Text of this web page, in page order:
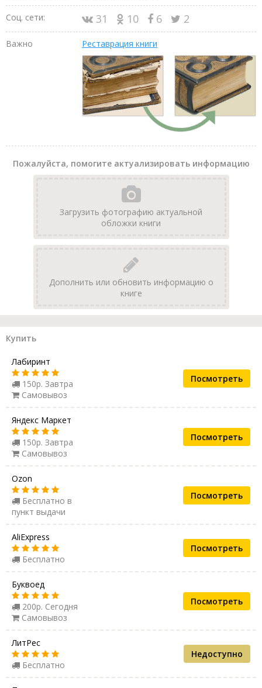
Соц. сети: 31 10 6 2
Важно Реставрация книги
Пожалуйста, помогите актуализировать информацию
Загрузить фотографию актуальной
обложки книги
Дополнить или обновить информацию о
книге
Купить
Лабиринт
150р. Завтра
Самовывоз
Посмотреть
Яндекс Маркет
150р. Завтра
Самовывоз
Посмотреть
Ozon
Бесплатно в
пункт выдачи
Посмотреть
AliExpress
Бесплатно
Посмотреть
Буквоед
200р. Сегодня
Самовывоз
Посмотреть
ЛитРес
Бесплатно
Недоступно